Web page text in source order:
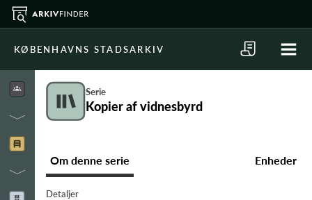
KØBENHAVNS STADSARKIV
Serie
Kopier af vidnesbyrd
Om denne serie Enheder
Detaljer